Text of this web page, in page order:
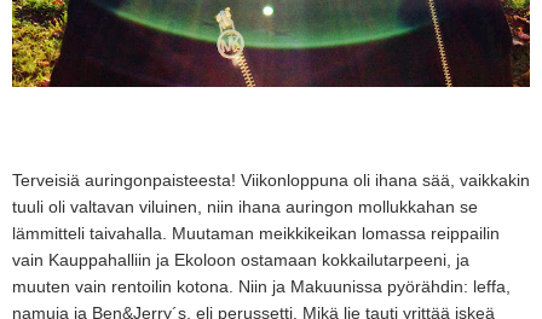
Terveisiä auringonpaisteesta! Viikonloppuna oli ihana sää, vaikkakin
tuuli oli valtavan viluinen, niin ihana auringon mollukkahan se
lämmitteli taivahalla. Muutaman meikkikeikan lomassa reippailin
vain Kauppahalliin ja Ekoloon ostamaan kokkailutarpeeni, ja
muuten vain rentoilin kotona. Niin ja Makuunissa pyörähdin: leffa,
namuja ja Ben&Jerry´s, eli perussetti. Mikä lie tauti yrittää iskeä